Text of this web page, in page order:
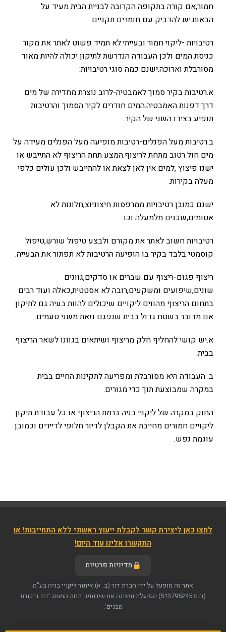
חמור,אם קורה בתקופה הקרובה לבניית הבית מעיד על
הבאות.יש להדביק עם חומרים תקניים.
רטיבויות -ליקוי חמור ובעייתי.לא תמיד פשוט לאתר את מקור
כניסת המים ולכן העבודה הנדרשת לתיקון יכולה להיות מאוד
מסורבלת וארוכה.ישנם כמה סוגי רטיבויות:
א.רטיבות בקיר סמוך לאמבטיה-לרוב נוצרת מחדירה של מים
דרך דפנות האמבטיה.המים חודרים לקיר הסמוך והרטיבות
תופיע בצידו השני של הקיר.
ב.רטיבות מעל הפנלים-רטיבות מופיעה מעל הפנלים מעידה על
מים חול רטוב מתחת לריצוף.המצע תחת הריצוף לא התייבש או
ישנו פיצוץ ,למים אין לאן לצאת או להתייבש ולכן עולים כלפי
מעלה בקירות.
ישנם כמובן רטיבויות ממרפסות חיצוניוצ,חלונות לא
אטומים,שכנים מלמעלה וכו.
רטיבויות חשוב לאתר את מקורם ולבצע טיפול שורש,טיפול
קוסמטי בלבד בקיר בו הופיעה הרטיבות לא תפתור את הבעייה.
ריצוף פגום-ריצוף עם שברים או סדקים,גוונים
שונים,שיפועים ומשקעים,רובה לא אסטטית,כאלה ועוד רבים
בתחום הריצוף מהווים ליקויים שיכולים להוות בעיה גם לתיקון
אם מדובר בשטח גדול בבית שנפגם וזאת משני טעמים.
א.יש קושי להחליף חלק מריצוף ושיתאים בגוונו לשאר הריצוף
בבית.
ב. העבודה היא מסורבלת ומפריעה לתקינות החיים בבית
במקרה שמבוצעת תוך כדי מגורים.
החוק במקרה של ליקויי בניה ברמת הריצוף או כל עבודת תיקון
ליקויים חמורים מחייבת את הקבלן לדיור חלופי לדיירים וכמובן
עוגמת נפש.
לחצו כאן ליצירת קשר לקבלת ייעוץ ראשוני ללא התחייבות! או
התקשרו אלינו עוד היום!
מדיניות פרטיות
אתר זה מופעל על ידי חברת דור (ב. א) איתור ליקויי בניה בע"מ
(ח.פ 513795245)
הפועלת ומציגה את שירותיה תחת המותג 'דור ביקורת
מבנים'.